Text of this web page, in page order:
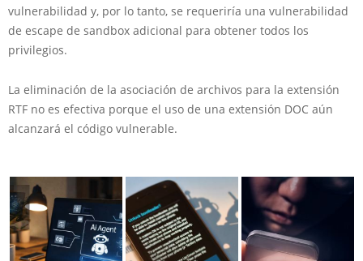
vulnerabilidad y, por lo tanto, se requeriría una vulnerabilidad
de escape de sandbox adicional para obtener todos los
privilegios.
La eliminación de la asociación de archivos para la extensión
RTF no es efectiva porque el uso de una extensión DOC aún
alcanzará el código vulnerable.